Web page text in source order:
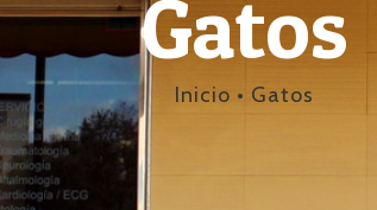
Gatos
Inicio • Gatos